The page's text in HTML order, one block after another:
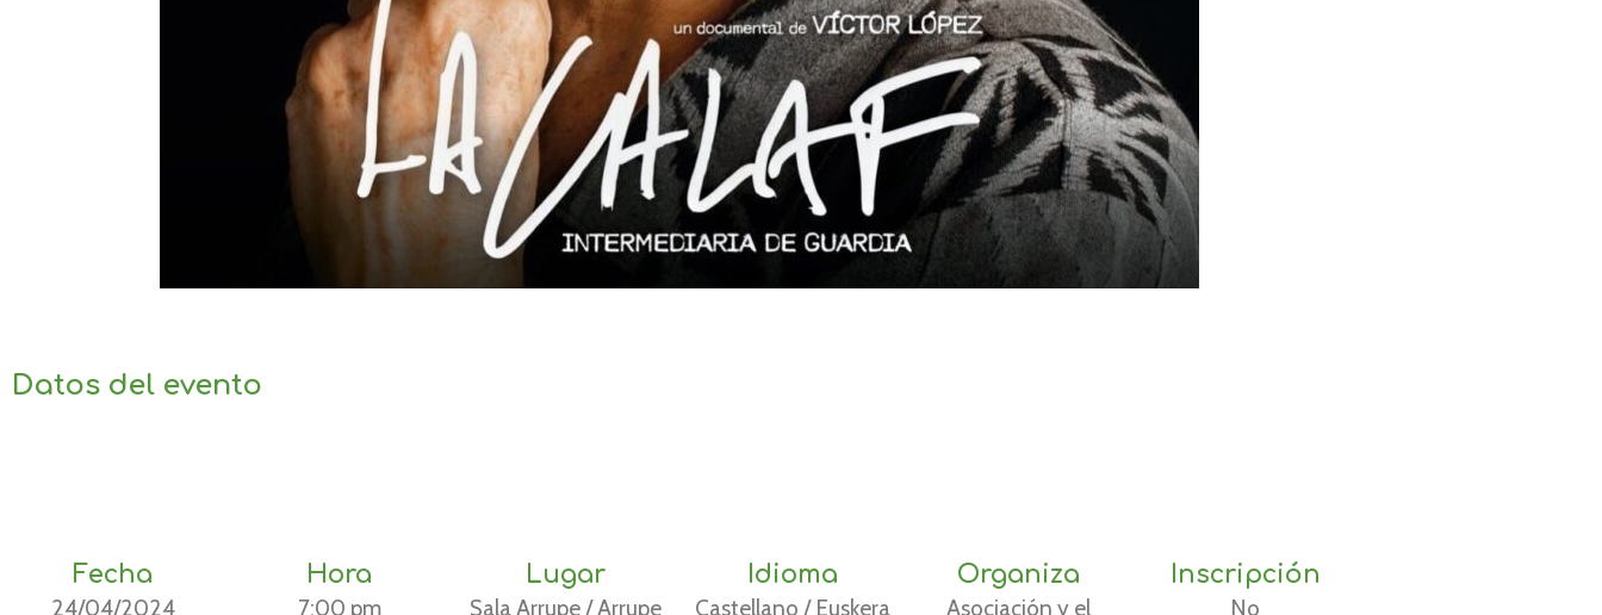
Datos del evento
Fecha
24/04/2024
Hora
7:00 pm
Lugar
Sala Arrupe / Arrupe
Idioma
Castellano / Euskera
Organiza
Asociación y el
Inscripción
No